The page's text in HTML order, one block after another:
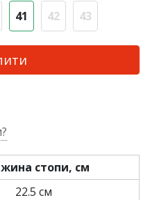
41 42 43
стопи, см
22.5 см